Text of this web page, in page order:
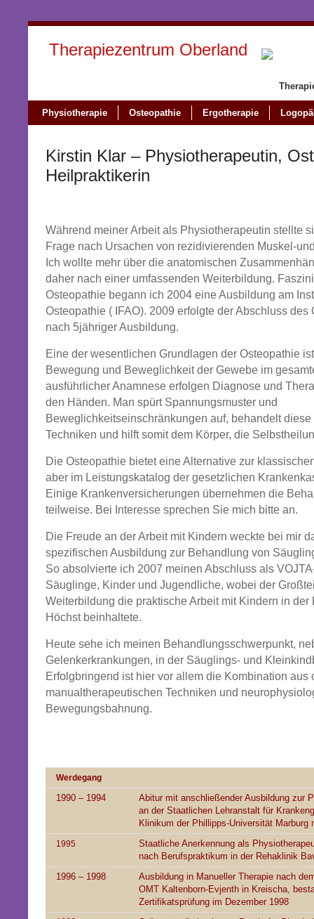
Therapiezentrum Oberland
Physiotherapie Osteopathie Ergotherapie
Kirstin Klar – Physiotherapeutin,
Heilpraktikerin
Während meiner Arbeit als Physiotherapeutin stellte
Frage nach Ursachen von rezidivierenden Muskel-
Ich wollte mehr über die anatomischen
daher nach einer umfassenden Weiterbildung.
Osteopathie begann ich 2004 eine Ausbildung am
Osteopathie ( IFAO). 2009 erfolgte der Abschluss des
nach 5jähriger Ausbildung.
Eine der wesentlichen Grundlagen der Osteopathie
Bewegung und Beweglichkeit der Gewebe im
ausführlicher Anamnese erfolgen Diagnose und
den Händen. Man spürt Spannungsmuster und
Beweglichkeitseinschränkungen auf, behandelt
Techniken und hilft somit dem Körper, die
Die Osteopathie bietet eine Alternative zur
aber im Leistungskatalog der gesetzlichen
Einige Krankenversicherungen übernehmen die
teilweise. Bei Interesse sprechen Sie mich bitte an.
Die Freude an der Arbeit mit Kindern weckte bei mir
spezifischen Ausbildung zur Behandlung von
So absolvierte ich 2007 meinen Abschluss als
Säuglinge, Kinder und Jugendliche, wobei der
Weiterbildung die praktische Arbeit mit Kindern in der
Höchst beinhaltete.
Heute sehe ich meinen Behandlungsschwerpunkt,
Gelenkerkrankungen, in der Säuglings- und
Erfolgbringend ist hier vor allem die Kombination aus
manualtherapeutischen Techniken und
Bewegungsbahnung.
Werdegang
1990 – 1994
Abitur mit anschließender Ausbildung zur
an der Staatlichen Lehranstalt für
Klinikum der Phillipps-Universität Marburg
1995
Staatliche Anerkennung als
nach Berufspraktikum in der Rehaklinik
1996 – 1998
Ausbildung in Manueller Therapie nach
OMT Kaltenborn-Evjenth in Kreischa,
Zertifikatsprüfung im Dezember 1998